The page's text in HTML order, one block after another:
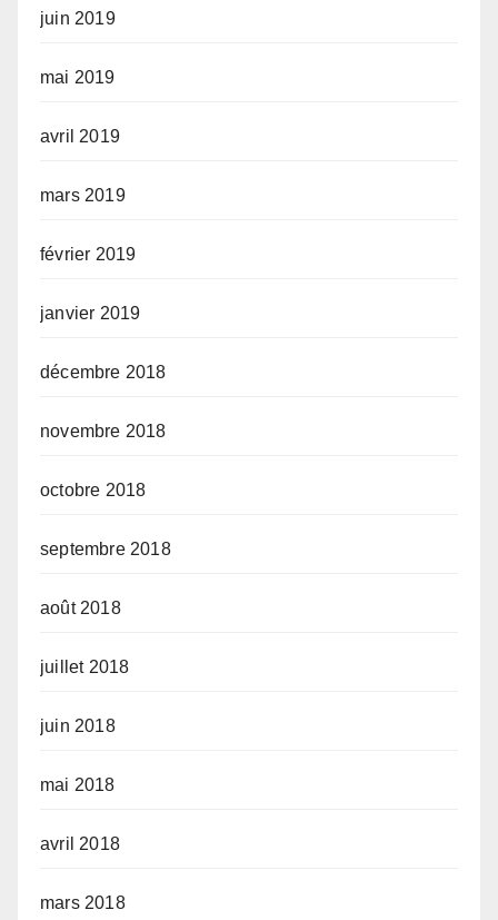
juin 2019
mai 2019
avril 2019
mars 2019
février 2019
janvier 2019
décembre 2018
novembre 2018
octobre 2018
septembre 2018
août 2018
juillet 2018
juin 2018
mai 2018
avril 2018
mars 2018